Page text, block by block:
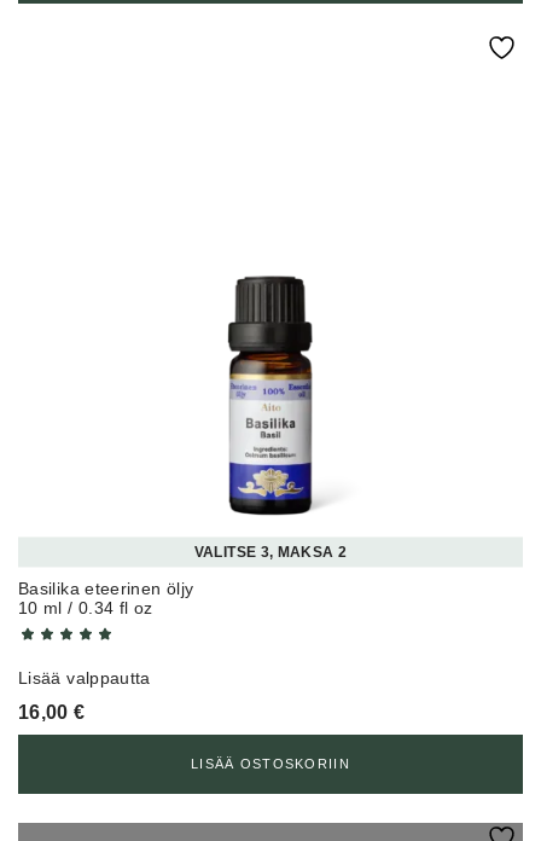
VALITSE 3, MAKSA 2
Basilika eteerinen öljy
10 ml / 0.34 fl oz
Lisää valppautta
16,00€
LISÄÄ OSTOSKORIIN